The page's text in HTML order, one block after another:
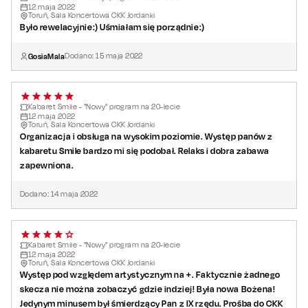
12 maja 2022
Toruń, Sala Koncertowa CKK Jordanki
Było rewelacyjnie:) Uśmiałam się porządnie:)
GosiaMalaDodano:15 maja 2022
Kabaret Smile - "Nowy" program na 20-lecie
12 maja 2022
Toruń, Sala Koncertowa CKK Jordanki
Organizacja i obsługa na wysokim poziomie. Występ panów z
kabaretu Smile bardzo mi się podobał. Relaks i dobra zabawa
zapewniona.
Dodano: 14maja 2022
Kabaret Smile - "Nowy" program na 20-lecie
12 maja 2022
Toruń, Sala Koncertowa CKK Jordanki
Występ pod względem artystycznym na +. Faktycznie żadnego
skecza nie można zobaczyć gdzie indziej! Była nowa Bożena!
Jedynym minusem był śmierdzący Pan z IX rzędu. Prośba do CKK